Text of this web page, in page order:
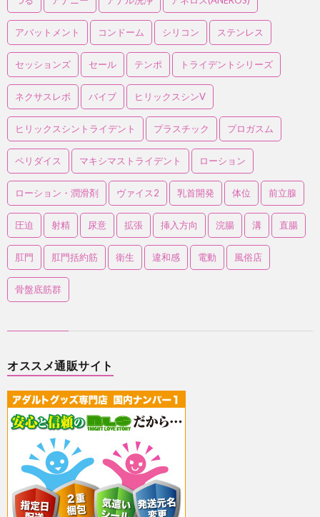
アバットメント コンドーム シリコン ステンレス
セッションズ セール テンポ トライデントシリーズ
ネクサスレボ バイブ ヒリックスシンV
ヒリックスシントライデント プラスチック プロガスム
ペリダイス マキシマストライデント ローション
ローション・潤滑剤 ヴァイス2 乳首開発 体位 前立腺
圧迫 射精 尿意 拡張 挿入方向 浣腸 溝 直腸
肛門 肛門括約筋 衛生 違和感 電動 風俗店
骨盤底筋群
オススメ通販サイト